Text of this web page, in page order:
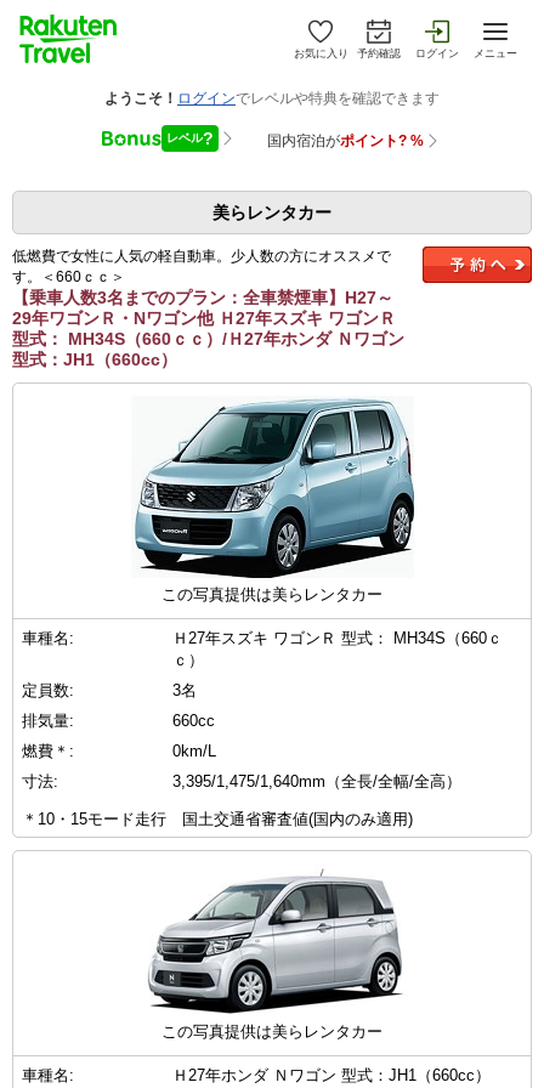
お気に入り 予約確認 ログイン メニュー
美らレンタカー
低燃費で女性に人気の軽自動車。少人数の方にオススメで
す。＜660ｃｃ＞
【乗車人数3名までのプラン：全車禁煙車】H27～
29年ワゴンＲ・Nワゴン他 Ｈ27年スズキ ワゴンＲ
型式： MH34S（660ｃｃ）/Ｈ27年ホンダ Ｎワゴン
型式：JH1（660cc）
この写真提供は美らレンタカー
車種名:
Ｈ27年スズキ ワゴンＲ 型式： MH34S（660ｃ
ｃ）
定員数:
3名
排気量:
660cc
燃費＊:
0km/L
寸法:
3,395/1,475/1,640mm（全長/全幅/全高）
＊10・15モード走行 国土交通省審査値(国内のみ適用)
この写真提供は美らレンタカー
車種名: Ｈ27年ホンダ Ｎワゴン 型式：JH1（660cc）